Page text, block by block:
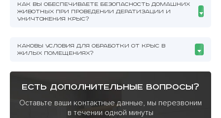
КАК ВЫ ОБЕСПЕЧИВАЕТЕ БЕЗОПАСНОСТЬ ДОМАШНИХ
ЖИВОТНЫХ ПРИ ПРОВЕДЕНИИ ДЕРАТИЗАЦИИ И
УНИЧТОЖЕНИЯ КРЫС?
КАКОВЫ УСЛОВИЯ ДЛЯ ОБРАБОТКИ ОТ КРЫС В
ЖИЛЫХ ПОМЕЩЕНИЯХ?
есть дополнительные вопросы?
Оставьте ваши контактные данные, мы перезвоним
в течении одной минуты